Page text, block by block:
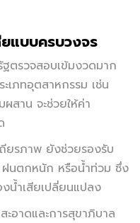
แบบครบวงจร
ตรวจสอบเข้มงวดมาก
เภทอุตสาหกรรม เช่น
สาน จะช่วยให้ค่า
ยรภาพ ยังช่วยรองรับ
นตกหนัก หรือน้ำท่วม ซึ่ง
น้ำเสียเปลี่ยนแปลง
อาดและการสุขาภิบาล